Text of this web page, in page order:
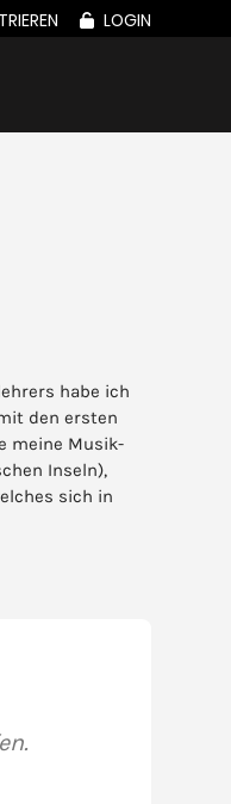
LOGIN
habe ich
den ersten
meine Musik-
Inseln),
sich in